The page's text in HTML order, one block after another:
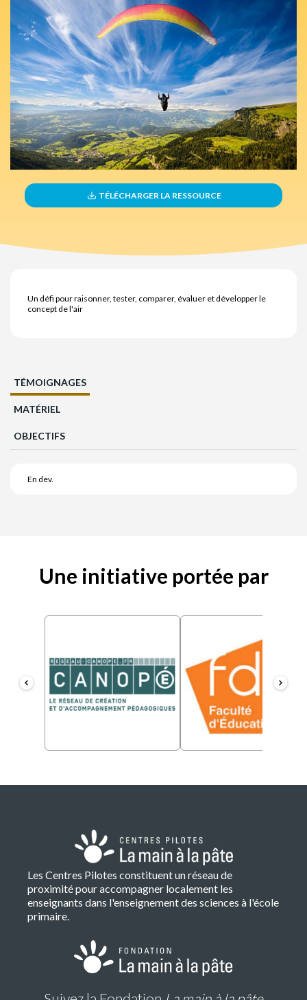
TÉLÉCHARGER LA RESSOURCE
Un défi pour raisonner, tester, comparer, évaluer et développer le
concept de l'air
TÉMOIGNAGES
MATÉRIEL
OBJECTIFS
En dev.
Une initiative portée par
Les Centres Pilotes constituent un réseau de
proximité pour accompagner localement les
enseignants dans l'enseignement des sciences à l'école
primaire.